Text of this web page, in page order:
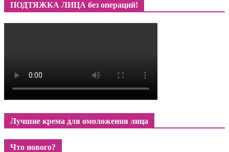
ПОДТЯЖКА ЛИЦА без операций!
Лучшие крема для омоложения лица
Что нового?